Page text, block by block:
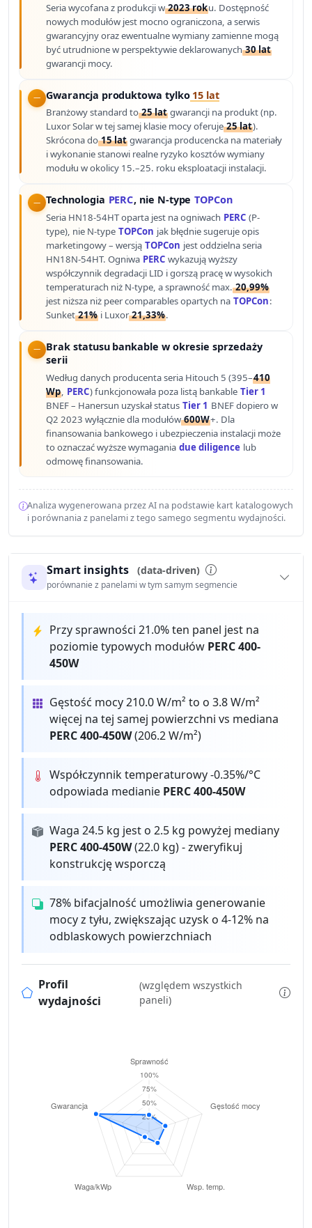
Seria wycofana z produkcji w2023 roku. Dostępność
nowych modułów jest mocno ograniczona, a serwis
gwarancyjny oraz ewentualne wymiany zamienne mogą
być utrudnione w perspektywie deklarowanych30 lat
gwarancji mocy.
Gwarancja produktowa tylko15 lat
Branżowy standard to25 lat gwarancji na produkt (np.
Luxor Solar w tej samej klasie mocy oferuje25 lat).
Skrócona do15 lat gwarancja producencka na materiały
i wykonanie stanowi realne ryzyko kosztów wymiany
modułu w okolicy 15.–25. roku eksploatacji instalacji.
Technologia PERC, nie N-type TOPCon
Seria HN18-54HT oparta jest na ogniwach PERC (P-
type), nie N-type TOPCon jak błędnie sugeruje opis
marketingowy – wersją TOPCon jest oddzielna seria
HN18N-54HT. Ogniwa PERC wykazują wyższy
współczynnik degradacji LID i gorszą pracę w wysokich
temperaturach niż N-type, a sprawność max.20,99%
jest niższa niż peer comparables opartych na TOPCon:
Sunket21% i Luxor21,33%.
Brak statusu bankable w okresie sprzedaży
serii
Według danych producenta seria Hitouch 5 (395–410
Wp, PERC) funkcjonowała poza listą bankable Tier 1
BNEF – Hanersun uzyskał status Tier 1 BNEF dopiero w
Q2 2023 wyłącznie dla modułów600W+. Dla
finansowania bankowego i ubezpieczenia instalacji może
to oznaczać wyższe wymagania due diligence lub
odmowę finansowania.
Analiza wygenerowana przez AI na podstawie kart katalogowych
i porównania z panelami z tego samego segmentu wydajności.
Smart insights (data-driven)
porównanie z panelami w tym samym segmencie
Przy sprawności 21.0% ten panel jest na
poziomie typowych modułów PERC 400-
450W
Gęstość mocy 210.0 W/m² to o 3.8 W/m²
więcej na tej samej powierzchni vs mediana
PERC 400-450W(206.2 W/m²)
Współczynnik temperaturowy -0.35%/°C
odpowiada medianie PERC 400-450W
Waga 24.5 kg jest o 2.5 kg powyżej mediany
PERC 400-450W(22.0 kg) - zweryfikuj
konstrukcję wsporczą
78% bifacjalność umożliwia generowanie
mocy z tyłu, zwiększając uzysk o 4-12% na
odblaskowych powierzchniach
Profil
wydajności
(względem wszystkich
paneli)